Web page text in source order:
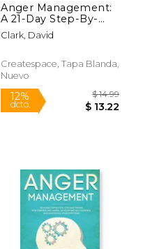
12%
dcto.
Anger Management:
A 21-Day Step-By-
Step Guide to Master
Your Emotions,
Anger to Completely
Take Back Your Life
Clark, David
Createspace, Tapa Blanda,
Nuevo